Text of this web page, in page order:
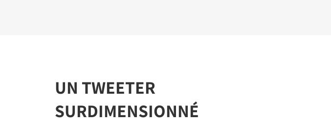
UN TWEETER
SURDIMENSIONNÉ